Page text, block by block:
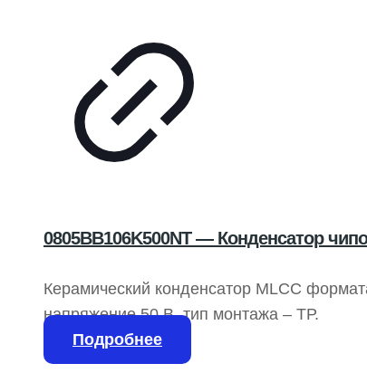
0805BB106K500NT — Конденсатор
Керамический конденсатор MLCC
напряжение 50 В, тип монтажа – ТР.
Подробнее